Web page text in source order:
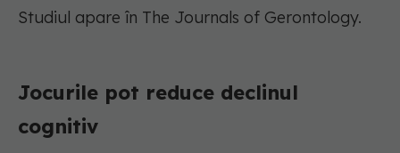
Studiul apare în The Journals of Gerontology.
Jocurile pot reduce declinul
cognitiv